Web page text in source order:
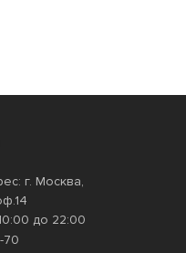
г. Москва,
до 22:00
70